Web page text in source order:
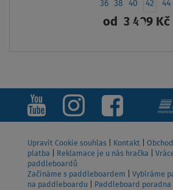
36 38 40 42 44
od 3 499 Kč
Upravit Cookie souhlas Kontakt
platba
Reklamace je u nás hračka
paddleboardů
Začínáme s paddleboardem
Vybíráme
na paddleboardu
Paddleboard poradna